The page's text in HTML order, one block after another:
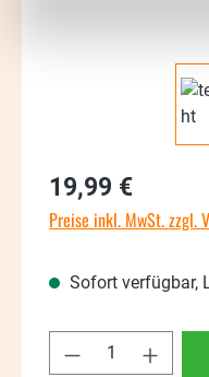
Regulärer Preis:
19,99 €
Preise inkl. MwSt. zzgl.
Sofort verfügbar,
Produkt